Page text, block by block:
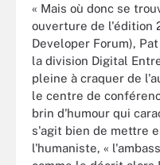
« Mais où donc se
ouverture de l'édition
Developer Forum),
la division Digital
pleine à craquer de
le centre de
brin d'humour qui
s'agit bien de mettre
l'humaniste, «